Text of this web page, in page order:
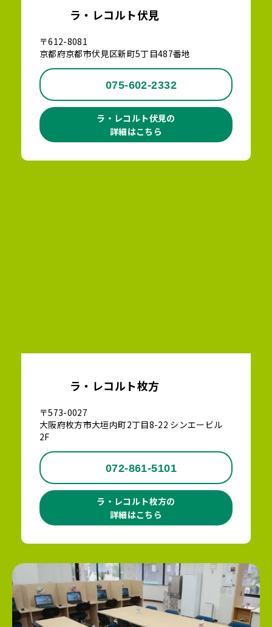
ラ・レコルト伏見
〒612-8081
京都府京都市伏見区新町5丁目487番地
075-602-2332
ラ・レコルト伏見の
詳細はこちら
ラ・レコルト枚方
〒573-0027
大阪府枚方市大垣内町2丁目8-22 シンエービル
2F
072-861-5101
ラ・レコルト枚方の
詳細はこちら